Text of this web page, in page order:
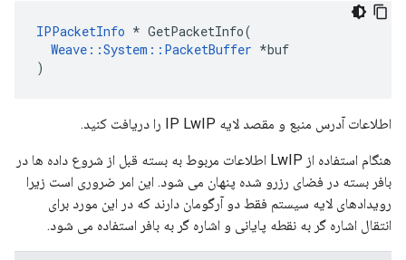
IPPacketInfo * GetPacketInfo(
Weave::System::PacketBuffer *buf
)
اطلاعات آدرس منبع و مقصد لایه IP LwIP را دریافت کنید.
هنگام استفاده از LwIP اطلاعات مربوط به بسته قبل از شروع داده ها در
بافر بسته در فضای رزرو شده پنهان می شود. این امر ضروری است زیرا
رویدادهای لایه سیستم فقط دو آرگومان دارند که در این مورد برای
انتقال اشاره گر به نقطه پایانی و اشاره گر به بافر استفاده می شود.